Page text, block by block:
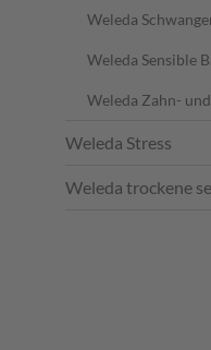
Weleda
Weleda Sensible
Weleda Zahn-
Weleda Stress
Weleda trockene